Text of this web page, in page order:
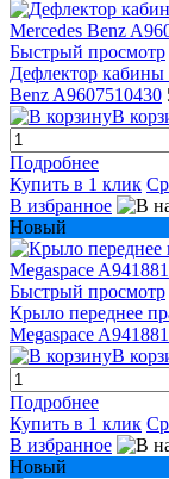
Быстрый просмотр
Дефлектор
Benz A9607510430
В
Подробнее
Купить в 1 клик
В избранное
Новый
Быстрый просмотр
Крыло переднее
Megaspace
В
Подробнее
Купить в 1 клик
В избранное
Новый